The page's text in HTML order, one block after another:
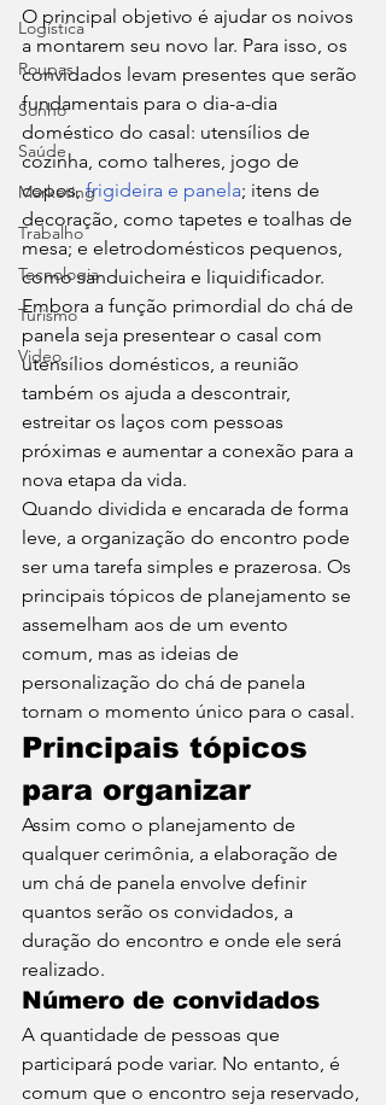
Logística
Roupas
Sonho
Saúde
Marketing
Trabalho
Tecnologia
Turismo
Video
O principal objetivo é ajudar os noivos
a montarem seu novo lar. Para isso, os
convidados levam presentes que serão
fundamentais para o dia-a-dia
doméstico do casal: utensílios de
cozinha, como talheres, jogo de
copos, frigideira e panela; itens de
decoração, como tapetes e toalhas de
mesa; e eletrodomésticos pequenos,
como sanduicheira e liquidificador.
Embora a função primordial do chá de
panela seja presentear o casal com
utensílios domésticos, a reunião
também os ajuda a descontrair,
estreitar os laços com pessoas
próximas e aumentar a conexão para a
nova etapa da vida.
Quando dividida e encarada de forma
leve, a organização do encontro pode
ser uma tarefa simples e prazerosa. Os
principais tópicos de planejamento se
assemelham aos de um evento
comum, mas as ideias de
personalização do chá de panela
tornam o momento único para o casal.
Principais tópicos
para organizar
Assim como o planejamento de
qualquer cerimônia, a elaboração de
um chá de panela envolve definir
quantos serão os convidados, a
duração do encontro e onde ele será
realizado.
Número de convidados
A quantidade de pessoas que
participará pode variar. No entanto, é
comum que o encontro seja reservado,